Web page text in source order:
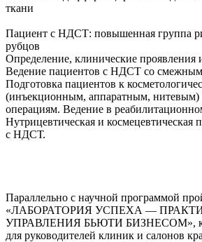
ткани
Пациент с НДСТ: повышенная группа
рубцов
Определение, клинические
Ведение пациентов с НДСТ со
Подготовка пациентов к
(инъекционным, аппаратным, нитевым)
операциям. Ведение в
Нутрицевтическая и космецевтическая
с НДСТ.
Параллельно с научной программой
«ЛАБОРАТОРИЯ УСПЕХА —
УПРАВЛЕНИЯ БЬЮТИ БИЗНЕСОМ»,
для руководителей клиник и салонов